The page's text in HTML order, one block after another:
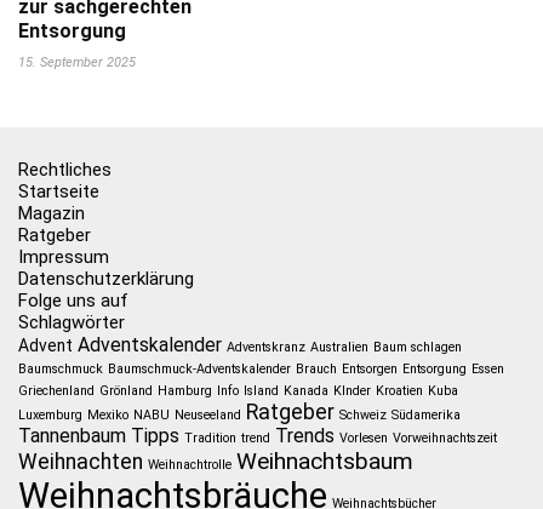
zur sachgerechten
Entsorgung
15. September 2025
Rechtliches
Startseite
Magazin
Ratgeber
Impressum
Datenschutzerklärung
Folge uns auf
Schlagwörter
Advent Adventskalender Adventskranz Australien Baum schlagen
Baumschmuck Baumschmuck-Adventskalender Brauch Entsorgen Entsorgung Essen
Griechenland Grönland Hamburg Info Island Kanada KInder Kroatien Kuba
Luxemburg Mexiko NABU Neuseeland Ratgeber Schweiz Südamerika
Tannenbaum Tipps Tradition trend Trends Vorlesen Vorweihnachtszeit
Weihnachten Weihnachtrolle Weihnachtsbaum
Weihnachtsbräuche Weihnachtsbücher